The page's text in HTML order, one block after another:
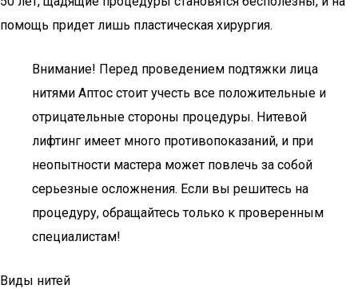
помощь придет лишь пластическая хирургия.
Внимание! Перед проведением подтяжки лица
нитями Аптос стоит учесть все положительные и
отрицательные стороны процедуры. Нитевой
лифтинг имеет много противопоказаний, и при
неопытности мастера может повлечь за собой
серьезные осложнения. Если вы решитесь на
процедуру, обращайтесь только к проверенным
специалистам!
Виды нитей